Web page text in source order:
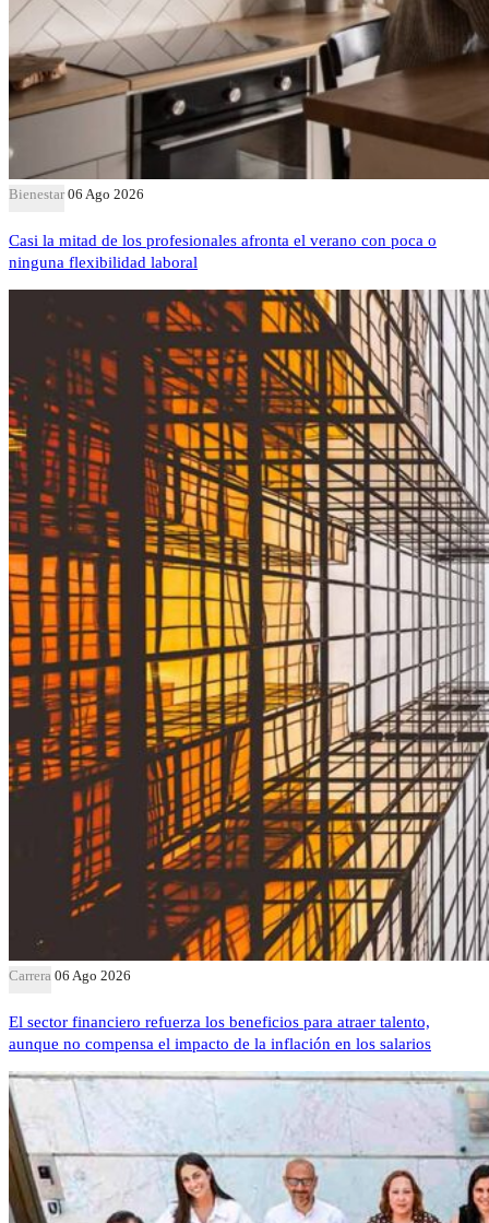
Bienestar 06 Ago 2026
Casi la mitad de los profesionales afronta el verano con poca o
ninguna flexibilidad laboral
Carrera 06 Ago 2026
El sector financiero refuerza los beneficios para atraer talento,
aunque no compensa el impacto de la inflación en los salarios